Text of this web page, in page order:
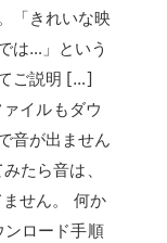
「きれいな映
は…」という
ご説明 […]
イルもダウ
音が出ません
たら音は、
せん。 何か
ロード手順